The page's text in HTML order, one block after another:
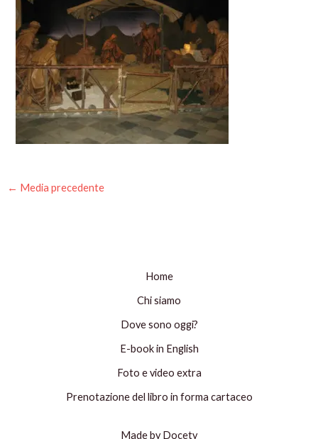
← Media precedente
Home
Chi siamo
Dove sono oggi?
E-book in English
Foto e video extra
Prenotazione del libro in forma cartaceo
Made by Docety